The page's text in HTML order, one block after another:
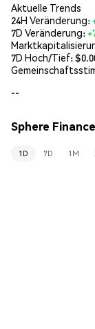
Aktuelle Trends
24H Veränderung:
7D Veränderung:
7D Hoch/Tief: $
--
Sphere
1D 7D 1M